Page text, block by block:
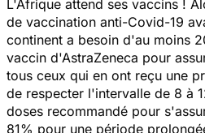
L'Afrique attend ses vaccins !
de vaccination anti-Covid-19
continent a besoin d'au moins
vaccin d'AstraZeneca pour
tous ceux qui en ont reçu une
de respecter l'intervalle de 8 à
doses recommandé pour
81% pour une période